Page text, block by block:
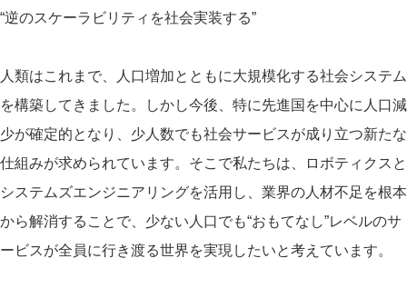
“逆のスケーラビリティを社会実装する”
人類はこれまで、人口増加とともに大規模化する社会システム
を構築してきました。しかし今後、特に先進国を中心に人口減
少が確定的となり、少人数でも社会サービスが成り立つ新たな
仕組みが求められています。そこで私たちは、ロボティクスと
システムズエンジニアリングを活用し、業界の人材不足を根本
から解消することで、少ない人口でも“おもてなし”レベルのサ
ービスが全員に行き渡る世界を実現したいと考えています。